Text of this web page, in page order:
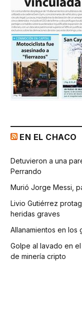
EN EL CHACO
Detuvieron a una
Perrando
Murió Jorge Messi,
Livio Gutiérrez
heridas graves
Allanamientos en los
Golpe al lavado en
de minería cripto